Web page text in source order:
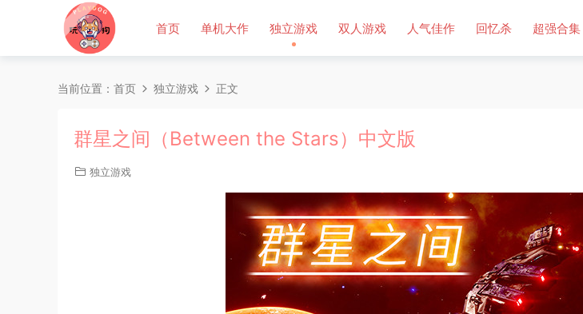
首页 单机大作 独立游戏 双人游戏 人气佳作 回忆杀 超强合集
当前位置： 首页 独立游戏 正文
群星之间（Between the Stars）中文版
独立游戏